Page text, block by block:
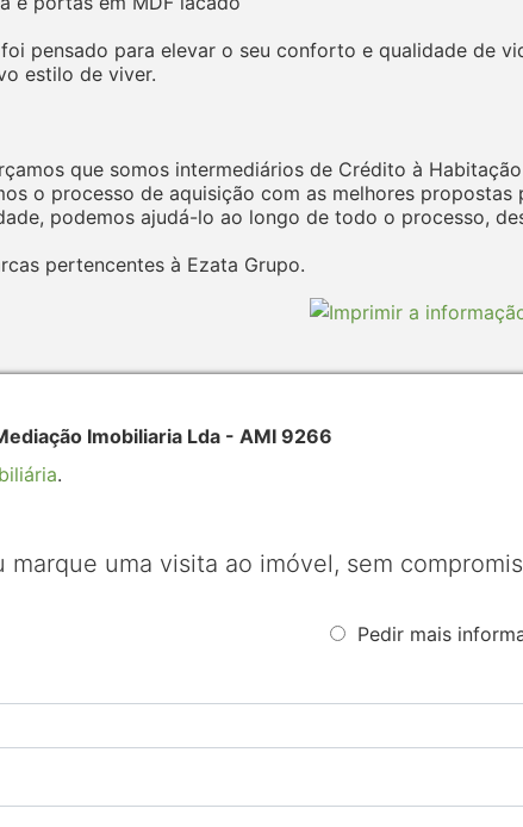
pensado para elevar o seu conforto e qualidade de
estilo de viver.
que somos intermediários de Crédito à
o processo de aquisição com as melhores
podemos ajudá-lo ao longo de todo o processo,
pertencentes à Ezata Grupo.
Imobiliaria Lda - AMI 9266
.
marque uma visita ao imóvel, sem
Pedir mais